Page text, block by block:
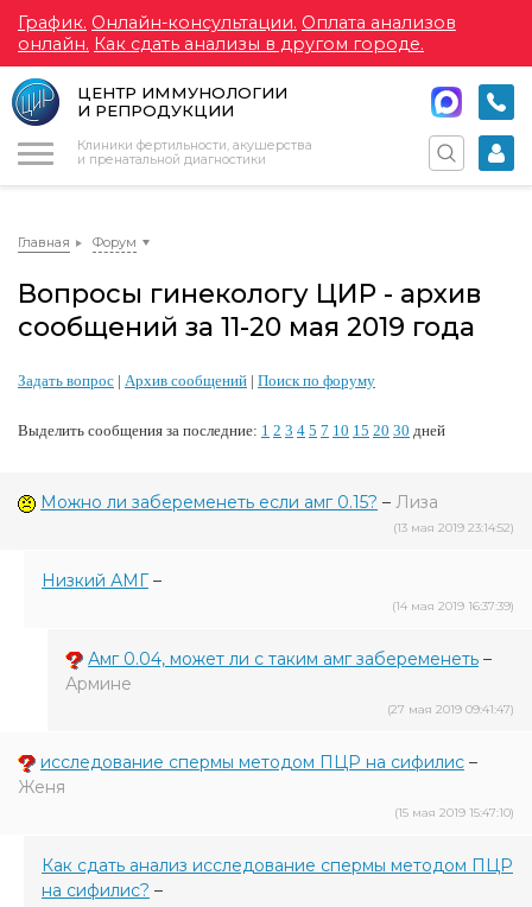
График. Онлайн-консультации. Оплата анализов
онлайн. Как сдать анализы в другом городе.
ЦЕНТР ИММУНОЛОГИИ
И РЕПРОДУКЦИИ
Клиники фертильности, акушерства
и пренатальной диагностики
Главная Форум
Вопросы гинекологу ЦИР - архив
сообщений за 11-20 мая 2019 года
Задать вопрос | Архив сообщений | Поиск по форуму
Выделить сообщения за последние: 1 2 3 4 5 7 10 15 20 30 дней
Можно ли забеременеть если амг 0.15? – Лиза
(13 мая 2019 23:14:52)
Низкий АМГ–
(14 мая 2019 16:37:39)
Амг 0.04, может ли с таким амг забеременеть –
Армине
(27 мая 2019 09:41:47)
исследование спермы методом ПЦР на сифилис –
Женя
(15 мая 2019 15:47:10)
Как сдать анализ исследование спермы методом ПЦР
на сифилис? –